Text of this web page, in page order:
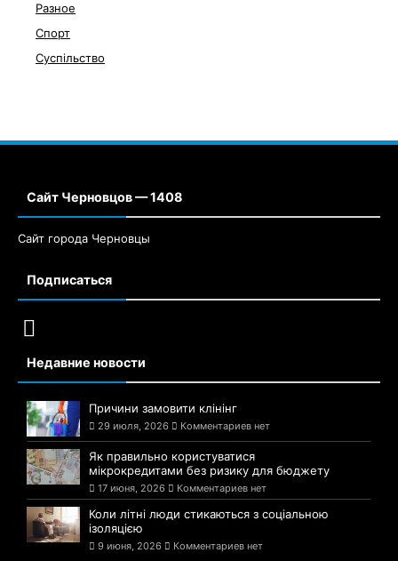
Разное
Спорт
Суспільство
Сайт Черновцов — 1408
Сайт города Черновцы
Подписаться
Недавние новости
Причини замовити клінінг
29 июля, 2026 Комментариев нет
Як правильно користуватися
мікрокредитами без ризику для бюджету
17 июня, 2026 Комментариев нет
Коли літні люди стикаються з соціальною
ізоляцією
9 июня, 2026 Комментариев нет